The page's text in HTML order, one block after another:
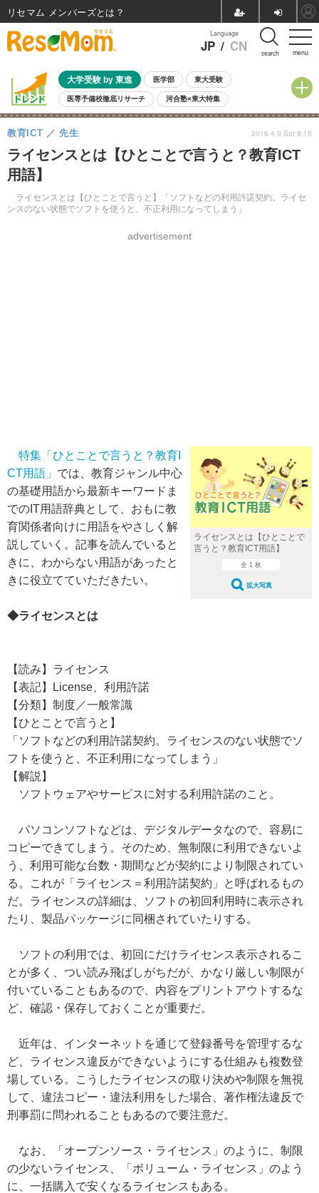
menu
Language
JP / CN search
大学受験 by 東進 医学部 東大受験
医専予備校徹底リサーチ 河合塾×東大特集
親子で考える大学選び 高校受験 中学受験 小学校受験
共通テスト 夏休み
8月開催イベント・WS 全国公立高校 過去問 人気記事
自由研究教材（小学生向け）
ライセンスとは【ひとことで言うと？教育ICT
用語】
ライセンスとは【ひとことで言うと】「ソフトなどの利用許諾契約。ライセ
ンスのない状態でソフトを使うと、不正利用になってしまう」
教育ICT 先生
advertisement
2016.4.9 Sat 8:15
ライセンスとは【ひとことで
言うと？教育ICT用語】
全 1 枚
拡大写真
特集「ひとことで言うと？教育I
CT用語」 では、教育ジャンル中心
の基礎用語から最新キーワードま
でのIT用語辞典として、おもに教
育関係者向けに用語をやさしく解
説していく。記事を読んでいると
きに、わからない用語があったと
きに役立てていただきたい。
◆ライセンスとは
【読み】ライセンス
【表記】License、利用許諾
【分類】制度／一般常識
【ひとことで言うと】
「ソフトなどの利用許諾契約。ライセンスのない状態でソ
フトを使うと、不正利用になってしまう」
【解説】
ソフトウェアやサービスに対する利用許諾のこと。
パソコンソフトなどは、デジタルデータなので、容易に
コピーできてしまう。そのため、無制限に利用できないよ
う、利用可能な台数・期間などが契約により制限されてい
る。これが「ライセンス＝利用許諾契約」と呼ばれるもの
だ。ライセンスの詳細は、ソフトの初回利用時に表示され
たり、製品パッケージに同梱されていたりする。
ソフトの利用では、初回にだけライセンス表示されるこ
とが多く、つい読み飛ばしがちだが、かなり厳しい制限が
付いていることもあるので、内容をプリントアウトするな
ど、確認・保存しておくことが重要だ。
近年は、インターネットを通じて登録番号を管理するな
ど、ライセンス違反ができないようにする仕組みも複数登
場している。こうしたライセンスの取り決めや制限を無視
して、違法コピー・違法利用をした場合、著作権法違反で
刑事罰に問われることもあるので要注意だ。
なお、「オープンソース・ライセンス」のように、制限
の少ないライセンス、「ボリューム・ライセンス」のよう
に、一括購入で安くなるライセンスもある。
リセマム メンバーズ